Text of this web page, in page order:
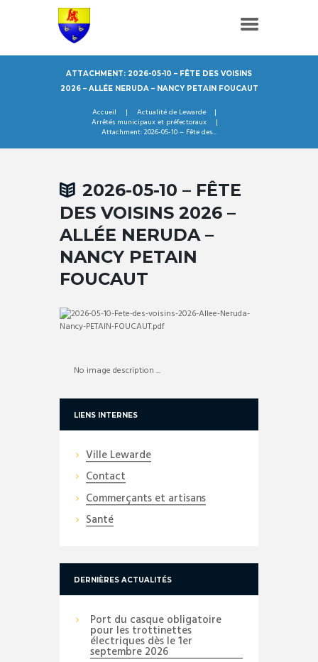
ATTACHMENT: 2026-05-10 – FÊTE DES VOISINS
2026 – ALLÉE NERUDA – NANCY PETAIN FOUCAUT
Accueil
Actualité de Lewarde
Arrêtés municipaux et préfectoraux
Attachment: 2026-05-10 – Fête des...
2026-05-10 – FÊTE
DES VOISINS 2026 –
ALLÉE NERUDA –
NANCY PETAIN
FOUCAUT
No image description ...
LIENS INTERNES
Ville Lewarde
Contact
Commerçants et artisans
Santé
DERNIÈRES ACTUALITÉS
Port du casque obligatoire
pour les trottinettes
électriques dès le 1er
septembre 2026